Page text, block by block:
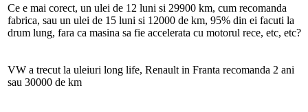
Ce e mai corect, un ulei de 12 luni si 29900 km, cum recomanda
fabrica, sau un ulei de 15 luni si 12000 de km, 95% din ei facuti la
drum lung, fara ca masina sa fie accelerata cu motorul rece, etc, etc?
VW a trecut la uleiuri long life, Renault in Franta recomanda 2 ani
sau 30000 de km